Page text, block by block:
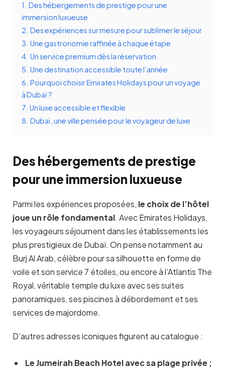
1. Des hébergements de prestige pour une
immersion luxueuse
2. Des expériences sur mesure pour sublimer le séjour
3. Une gastronomie raffinée à chaque étape
4. Un service premium dès la réservation
5. Une destination accessible toute l’année
6. Pourquoi choisir Emirates Holidays pour un voyage
à Dubaï ?
7. Un luxe accessible et flexible
8. Dubaï, une ville pensée pour le voyageur de luxe
Des hébergements de prestige
pour une immersion luxueuse
Parmi les expériences proposées, le choix de l’hôtel
joue un rôle fondamental. Avec Emirates Holidays,
les voyageurs séjournent dans les établissements les
plus prestigieux de Dubaï. On pense notamment au
Burj Al Arab, célèbre pour sa silhouette en forme de
voile et son service 7 étoiles, ou encore à l’Atlantis The
Royal, véritable temple du luxe avec ses suites
panoramiques, ses piscines à débordement et ses
services de majordome.
D’autres adresses iconiques figurent au catalogue :
Le Jumeirah Beach Hotel avec sa plage privée ;